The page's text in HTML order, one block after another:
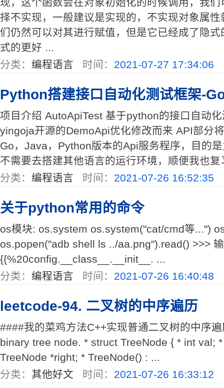
择不实现，一般建议是实现的，不实现对象属
们仍然可以对其进行赋值，但是它已经成了隐
式的更好 ...
分类： 编程语言 时间： 2021-07-27 17:34:06
Python搭建接口自动化测试框架-
项目介绍 AutoApiTest 基于python的接口自动
yingoja开源的DemoApi优化修改而来 API部分
Go，Java，Python版本的Api服务程序，目的
不需要去搭建其他语言的运行环境，顺便我也复
分类： 编程语言 时间： 2021-07-26 16:52:35
关于python常用的命令
os模块: os.system os.system("cat/cmd等...")
os.popen("adb shell ls ../aa.png").read() >>>
{{%20config.__class__.__init__. ...
分类： 编程语言 时间： 2021-07-26 16:40:48
leetcode-94. 二叉树的中序遍历
####我的菜鸡方法C++实现普通二叉树的中序
binary tree node. * struct TreeNode { * int val;
TreeNode *right; * TreeNode() : ...
分类： 其他好文 时间： 2021-07-26 16:33:12